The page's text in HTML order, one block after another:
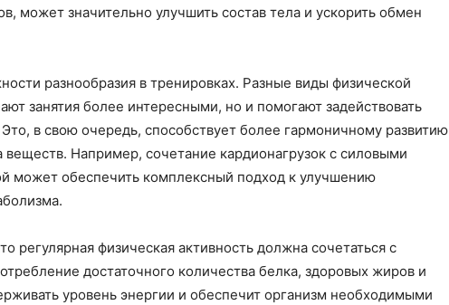
может значительно улучшить состав тела и ускорить обмен
разнообразия в тренировках. Разные виды физической
занятия более интересными, но и помогают задействовать
в свою очередь, способствует более гармоничному развитию
Например, сочетание кардионагрузок с силовыми
может обеспечить комплексный подход к улучшению
регулярная физическая активность должна сочетаться с
достаточного количества белка, здоровых жиров и
уровень энергии и обеспечит организм необходимыми